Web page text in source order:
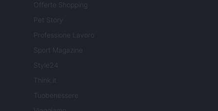
Offerte Shopping
Pet Story
Professione Lavoro
Sport Magazine
Style24
Think.it
Tuobenessere